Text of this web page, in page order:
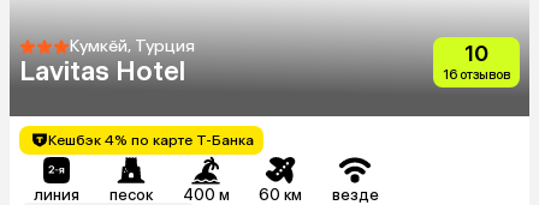
Кумкёй, Турция
Lavitas Hotel
10
16 отзывов
Кешбэк 4% по карте Т-Банка
линия песок 400 м 60 км везде